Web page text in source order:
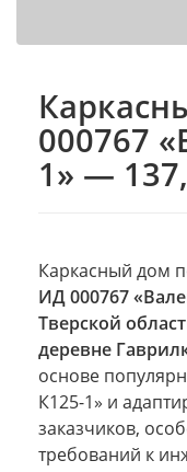
000767
1» —
Каркасный дом
ИД 000767
Тверской
деревне
основе
К125-1» и
заказчиков,
требований к